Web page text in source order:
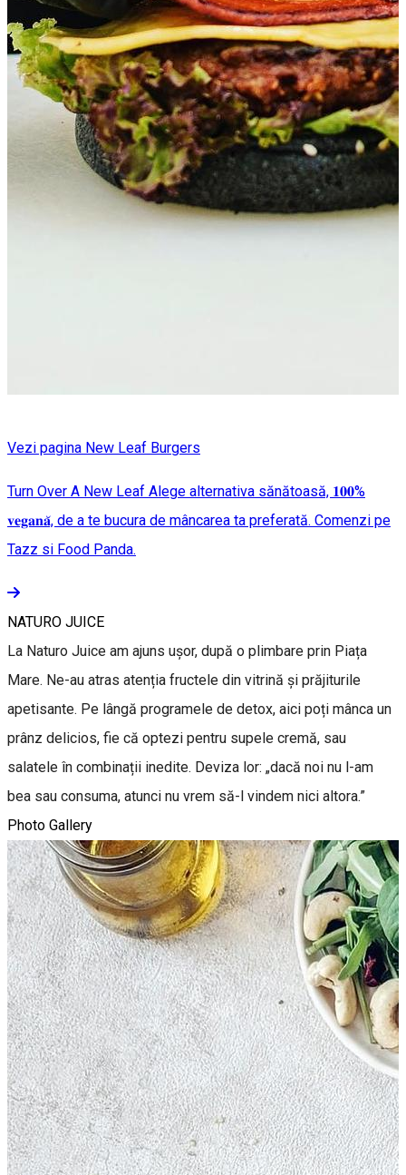
Vezi pagina New Leaf Burgers
Turn Over A New Leaf Alege alternativa sănătoasă, 𝟏𝟎𝟎%
𝐯𝐞𝐠𝐚𝐧𝐚̆, de a te bucura de mâncarea ta preferată. Comenzi pe
Tazz si Food Panda.
NATURO JUICE
La Naturo Juice am ajuns ușor, după o plimbare prin Piața
Mare. Ne-au atras atenția fructele din vitrină și prăjiturile
apetisante. Pe lângă programele de detox, aici poți mânca un
prânz delicios, fie că optezi pentru supele cremă, sau
salatele în combinații inedite. Deviza lor: „dacă noi nu l-am
bea sau consuma, atunci nu vrem să-l vindem nici altora.”
Photo Gallery